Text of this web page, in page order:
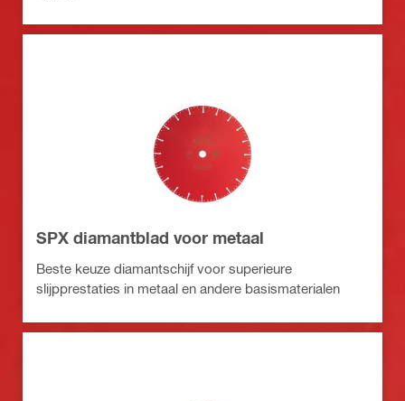
SPX diamantblad voor metaal
Beste keuze diamantschijf voor superieure
slijpprestaties in metaal en andere basismaterialen